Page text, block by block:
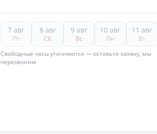
7 авг
Пт
8 авг
Сб
9 авг
Вс
10 авг
Пн
11 авг
Вт
Свободные часы уточняются — оставьте заявку, мы
перезвоним